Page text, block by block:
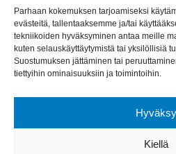
Parhaan kokemuksen tarjoamiseksi
evästeitä, tallentaaksemme ja/tai
tekniikoiden hyväksyminen antaa meille
kuten selauskäyttäytymistä tai yksilöllisiä
Suostumuksen jättäminen tai
tiettyihin ominaisuuksiin ja toimintoihin.
Hyväksy
Kiellä
Ilmoituskanava
© Rakennusliike Lipsanen Oy